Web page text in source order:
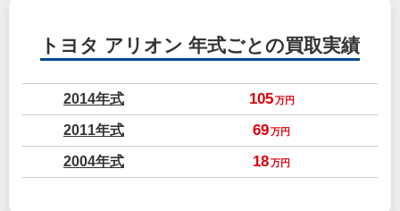
トヨタ アリオン 年式ごとの買取実績
2014年式 105 万円
2011年式 69万円
2004年式 18万円